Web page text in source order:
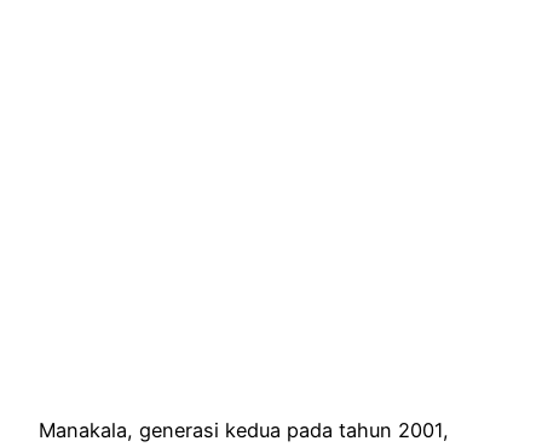
Manakala, generasi kedua pada tahun 2001,